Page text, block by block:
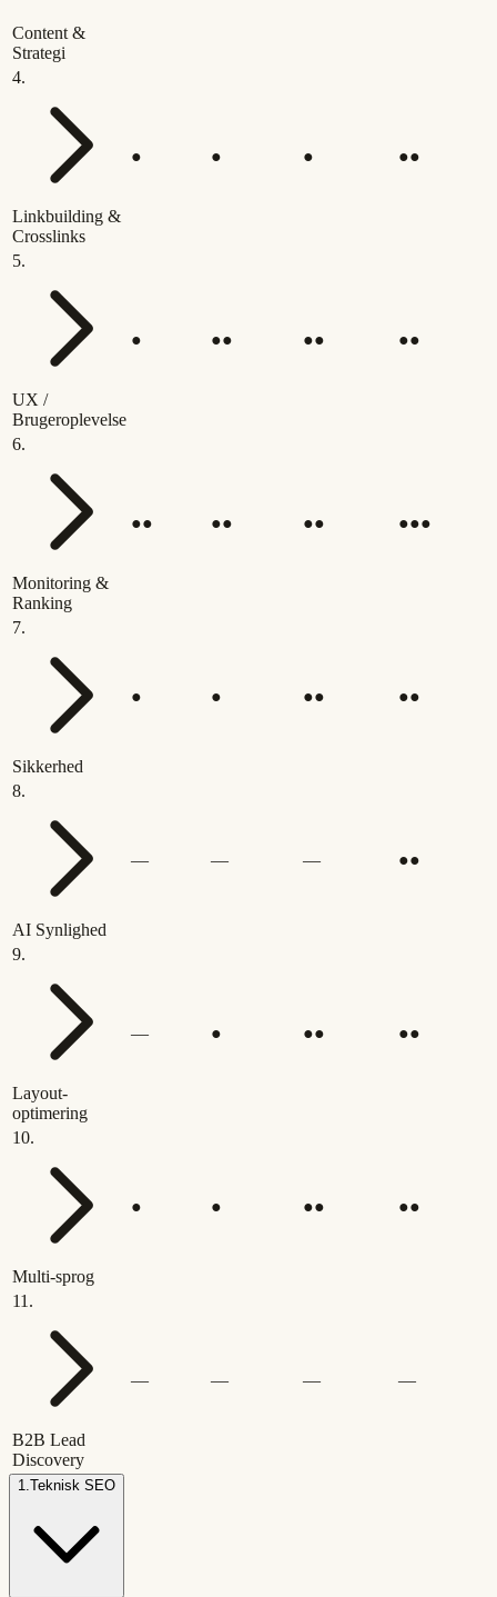
Content &
Strategi
4.
Linkbuilding &
Crosslinks
● ● ● ●●
5.
UX /
Brugeroplevelse
● ●● ●● ●●
6.
Monitoring &
Ranking
●● ●● ●● ●●●
7.
Sikkerhed
● ● ●● ●●
8.
AI Synlighed
— — — ●●
9.
Layout-
optimering
— ● ●● ●●
10.
Multi-sprog
● ● ●● ●●
11 .
B2B Lead
Discovery
— — — —
1.Teknisk SEO